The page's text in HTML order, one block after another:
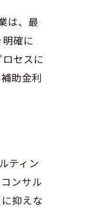
は、最
確に
セスに
助金利
ティン
ンサル
抑えな